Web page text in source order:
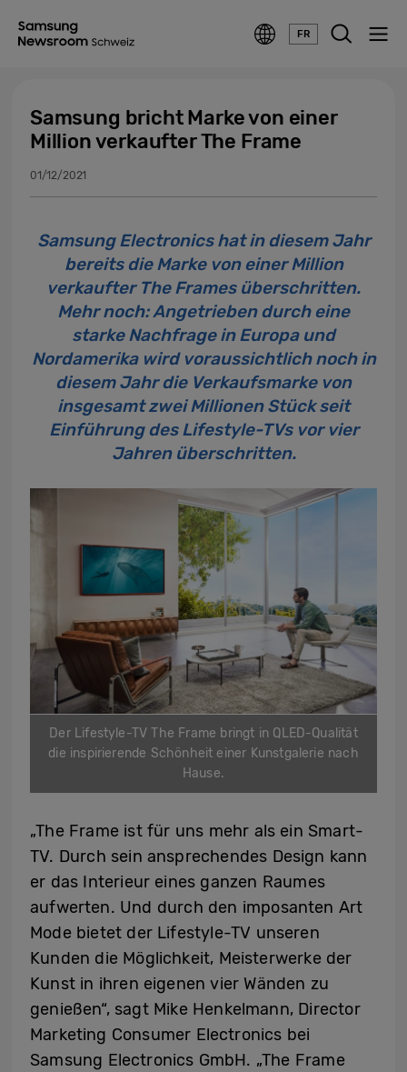
FR
Samsung bricht Marke von einer
Million verkaufter The Frame
01/12/2021
Samsung Electronics hat in diesem Jahr
bereits die Marke von einer Million
verkaufter The Frames überschritten.
Mehr noch: Angetrieben durch eine
starke Nachfrage in Europa und
Nordamerika wird voraussichtlich noch in
diesem Jahr die Verkaufsmarke von
insgesamt zwei Millionen Stück seit
Einführung des Lifestyle-TVs vor vier
Jahren überschritten.
Der Lifestyle-TV The Frame bringt in QLED-Qualität
die inspirierende Schönheit einer Kunstgalerie nach
Hause.
„The Frame ist für uns mehr als ein Smart-
TV. Durch sein ansprechendes Design kann
er das Interieur eines ganzen Raumes
aufwerten. Und durch den imposanten Art
Mode bietet der Lifestyle-TV unseren
Kunden die Möglichkeit, Meisterwerke der
Kunst in ihren eigenen vier Wänden zu
genießen“, sagt Mike Henkelmann, Director
Marketing Consumer Electronics bei
Samsung Electronics GmbH. „The Frame